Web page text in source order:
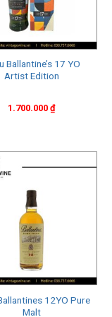
mang lại hương
hương vị trái cây,
giá khoảng 100
Year Old được
những sản phẩm
Nó được ủ trong
hương vị phức
cây, mật ong,
rượu này được
Ballantine’s ở
hậu lý tưởng cho
giá của rượu
từ hàng trăm
Ballantine’s 17 YO
Artist Edition
1.700.000 ₫
12YO Pure
Malt